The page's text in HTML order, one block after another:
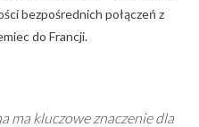
bezpośrednich połączeń z
do Francji.
ma kluczowe znaczenie dla